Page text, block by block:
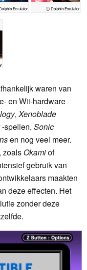
Emulator ⓘ Dolphin Emulator
waren van
en Wii-hardware
,Xenoblade
-spellen, Sonic
en nog veel meer.
zoals Okamiof
gebruik van
maakten
deze effecten. Het
zonder deze